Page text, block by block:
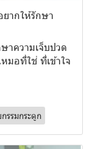
ากให้รักษา
าความเจ็บปวด
อที่ใช่ ที่เข้าใจ
รรมกระดูก